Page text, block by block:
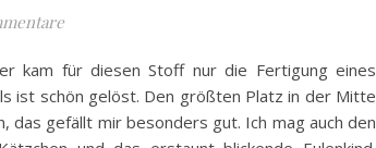
kam für diesen Stoff nur die Fertigung eines
ist schön gelöst. Den größten Platz in der Mitte
das gefällt mir besonders gut. Ich mag auch den